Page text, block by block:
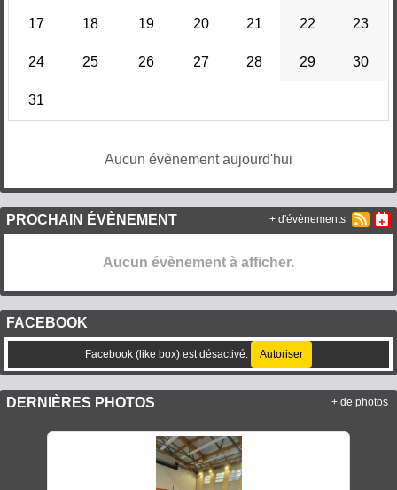
17 18 19 20 21 22 23
24 25 26 27 28 29 30
31
Aucun évènement aujourd'hui
PROCHAIN ÉVÈNEMENT
Aucun évènement à afficher.
+ d'évènements
FACEBOOK
Facebook (like box) est désactivé. Autoriser
DERNIÈRES PHOTOS + de photos